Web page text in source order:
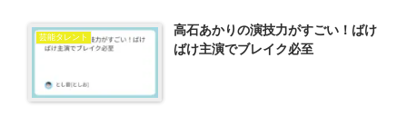
芸能タレント
高石あかりの演技力がすごい！ばけ
ばけ主演でブレイク必至